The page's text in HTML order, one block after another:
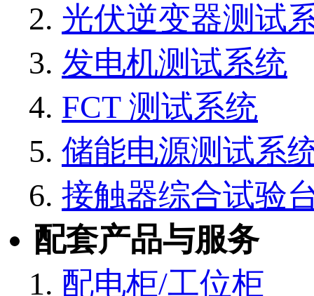
光伏逆变器测试
发电机测试系统
FCT 测试系统
储能电源测试系
接触器综合试验
配套产品与服务
配电柜/工位柜